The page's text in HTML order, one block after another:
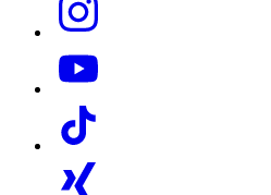
Download PDF